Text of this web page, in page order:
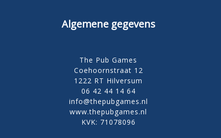
Algemene gegevens
The Pub Games
Coehoornstraat 12
1222 RT Hilversum
06 42 44 14 64
info@thepubgames.nl
www.thepubgames.nl
KVK: 71078096